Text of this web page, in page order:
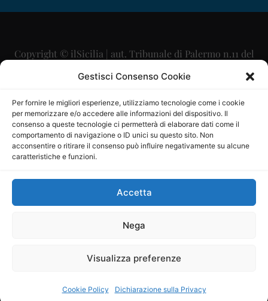
Gestisci Consenso Cookie
Per fornire le migliori esperienze, utilizziamo tecnologie come i cookie
per memorizzare e/o accedere alle informazioni del dispositivo. Il
consenso a queste tecnologie ci permetterà di elaborare dati come il
comportamento di navigazione o ID unici su questo sito. Non
acconsentire o ritirare il consenso può influire negativamente su alcune
caratteristiche e funzioni.
Accetta
Nega
Visualizza preferenze
Cookie Policy Dichiarazione sulla Privacy
Copyright © ilSicilia | aut. Tribunale di Palermo n.11 del
29/09/2015
Direttore Editoriale: Maurizio Scaglione
Direttore Responsabile: Maria Calabrese
P.IVA: 06334930820
Mercurio Comunicazione Società Cooperativa a r.l. è
iscritta al Registro degli Operatori di Comunicazione al
Sito gestito daLa Digitale srl–info@ladigitale.it